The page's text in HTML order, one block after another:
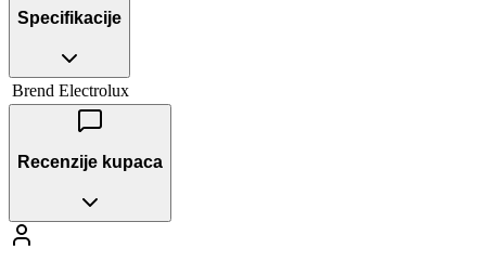
Specifikacije
Brend Electrolux
Recenzije kupaca